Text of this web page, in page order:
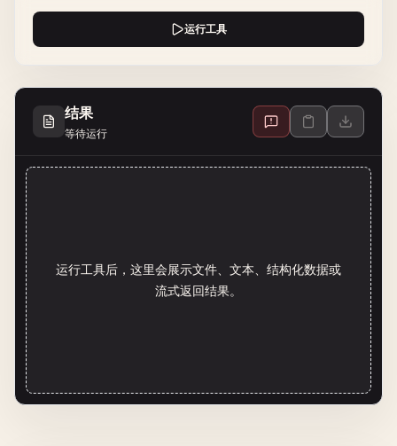
运行工具
结果
等待运行
运行工具后，这里会展示文件、文本、结构化数据或
流式返回结果。